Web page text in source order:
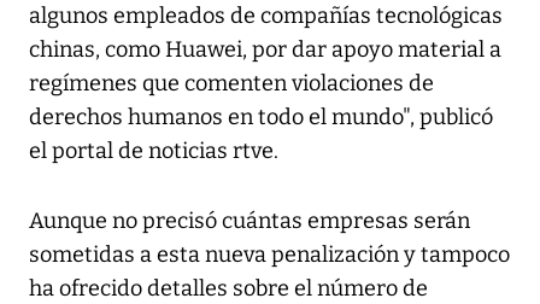
algunos empleados de compañías tecnológicas
chinas, como Huawei, por dar apoyo material a
regímenes que comenten violaciones de
derechos humanos en todo el mundo", publicó
el portal de noticias rtve.
Aunque no precisó cuántas empresas serán
sometidas a esta nueva penalización y tampoco
ha ofrecido detalles sobre el número de